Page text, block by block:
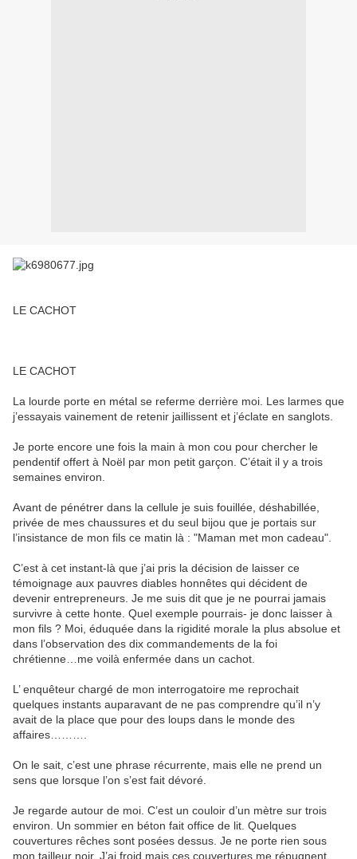
LE CACHOT
LE CACHOT
La lourde porte en métal se referme derrière moi. Les larmes que
j’essayais vainement de retenir jaillissent et j’éclate en sanglots.
Je porte encore une fois la main à mon cou pour chercher le
pendentif offert à Noël par mon petit garçon. C’était il y a trois
semaines environ.
Avant de pénétrer dans la cellule je suis fouillée, déshabillée,
privée de mes chaussures et du seul bijou que je portais sur
l’insistance de mon fils ce matin là : "Maman met mon cadeau".
C’est à cet instant-là que j’ai pris la décision de laisser ce
témoignage aux pauvres diables honnêtes qui décident de
devenir entrepreneurs. Je me suis dit que je ne pourrai jamais
survivre à cette honte. Quel exemple pourrais- je donc laisser à
mon fils ? Moi, éduquée dans la rigidité morale la plus absolue et
dans l’observation des dix commandements de la foi
chrétienne…me voilà enfermée dans un cachot.
L’ enquêteur chargé de mon interrogatoire me reprochait
quelques instants auparavant de ne pas comprendre qu’il n’y
avait de la place que pour des loups dans le monde des
affaires……….
On le sait, c’est une phrase récurrente, mais elle ne prend un
sens que lorsque l’on s’est fait dévoré.
Je regarde autour de moi. C’est un couloir d’un mètre sur trois
environ. Un sommier en béton fait office de lit. Quelques
couvertures rêches sont posées dessus. Je ne porte rien sous
mon tailleur noir. J’ai froid mais ces couvertures me répugnent.